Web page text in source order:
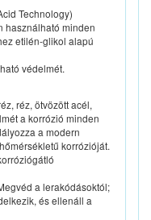
Technology)
használható minden
etilén-glikol alapú
védelmét.
réz, ötvözött acél,
a korrózió minden
a modern
korrózióját.
a lerakódásoktól;
és ellenáll a